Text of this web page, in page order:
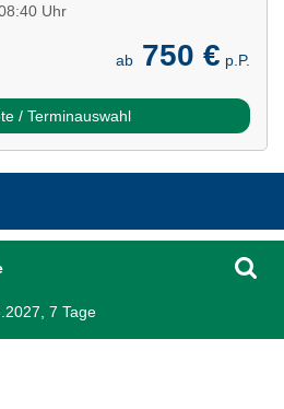
Uhr
ab 750 € p.P.
/ Terminauswahl
7 Tage